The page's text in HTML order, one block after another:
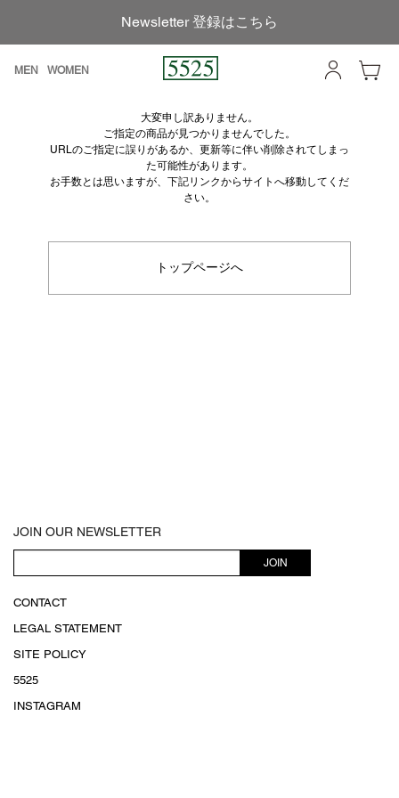
Newsletter 登録はこちら
MEN WOMEN
大変申し訳ありません。
ご指定の商品が見つかりませんでした。
URLのご指定に誤りがあるか、更新等に伴い削除されてしまっ
た可能性があります。
お手数とは思いますが、下記リンクからサイトへ移動してくだ
さい。
トップページへ
JOIN OUR NEWSLETTER
JOIN
CONTACT
LEGAL STATEMENT
SITE POLICY
5525
INSTAGRAM